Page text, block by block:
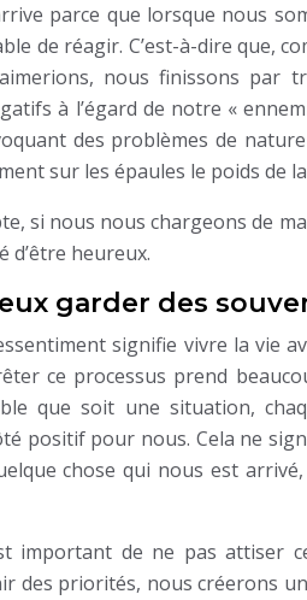
parce que lorsque nous
de réagir. C’est-à-dire que,
nous finissons par
à l’égard de notre «
des problèmes de
sur les épaules le poids de
si nous nous chargeons de
d’être heureux.
garder des
signifie vivre la vie
ce processus prend
que soit une situation,
positif pour nous. Cela ne
chose qui nous est
important de ne pas attiser
des priorités, nous créerons